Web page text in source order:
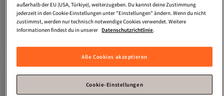
Triumph Bügel-Bikini-Top Red Label
Versand Kostenlos
59,
TriumphBügel-Bikini-Top Red Label
Summer Palm
Versand Kostenlos
64,
außerhalb der EU (USA, Türkiye), weiterzugeben. Du kannst deine Zustimmung
jederzeit in den Cookie-Einstellungen unter "Einstellungen" ändern. Wenn du nicht
zustimmst, werden nur technisch notwendige Cookies verwendet. Weitere
Informationen findest du in unserer Datenschutzrichtlinie.
Alle Cookies akzeptieren
Cookie-Einstellungen